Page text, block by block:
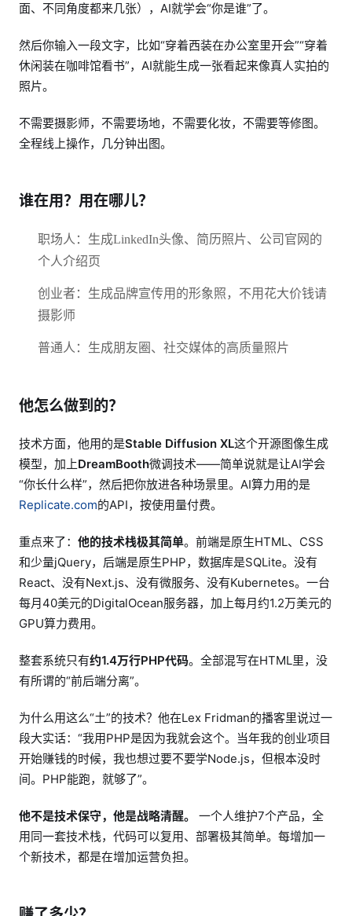
面、不同角度都来几张），AI就学会“你是谁”了。
然后你输入一段文字，比如“穿着西装在办公室里开会”“穿着
休闲装在咖啡馆看书”，AI就能生成一张看起来像真人实拍的
照片。
不需要摄影师，不需要场地，不需要化妆，不需要等修图。
全程线上操作，几分钟出图。
谁在用？用在哪儿？
职场人：生成LinkedIn头像、简历照片、公司官网的
个人介绍页
创业者：生成品牌宣传用的形象照，不用花大价钱请
摄影师
普通人：生成朋友圈、社交媒体的高质量照片
他怎么做到的？
技术方面，他用的是Stable Diffusion XL这个开源图像生成
模型，加上DreamBooth微调技术——简单说就是让AI学会
“你长什么样”，然后把你放进各种场景里。AI算力用的是
Replicate.com的API，按使用量付费。
重点来了： 他的技术栈极其简单。前端是原生HTML、CSS
和少量jQuery，后端是原生PHP，数据库是SQLite。没有
React、没有Next.js、没有微服务、没有Kubernetes。一台
每月40美元的DigitalOcean服务器，加上每月约1.2万美元的
GPU算力费用。
整套系统只有约1.4万行PHP代码。全部混写在HTML里，没
有所谓的“前后端分离”。
为什么用这么“土”的技术？他在Lex Fridman的播客里说过一
段大实话：“我用PHP是因为我就会这个。当年我的创业项目
开始赚钱的时候，我也想过要不要学Node.js，但根本没时
间。PHP能跑，就够了”。
他不是技术保守，他是战略清醒。
一个人维护7个产品，全
用同一套技术栈，代码可以复用、部署极其简单。每增加一
个新技术，都是在增加运营负担。